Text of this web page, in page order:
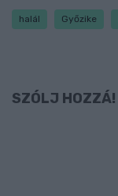
halál Győzike
SZÓLJ HOZZÁ!